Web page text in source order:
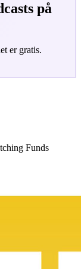
på
er gratis.
Funds